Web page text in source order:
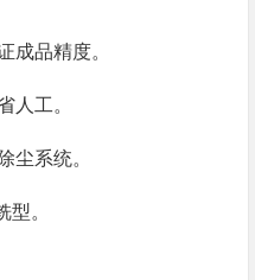
成品精度。
人工。
尘系统。
。